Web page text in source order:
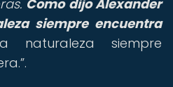
Como dijo Alexander
siempre encuentra
naturaleza siempre
.